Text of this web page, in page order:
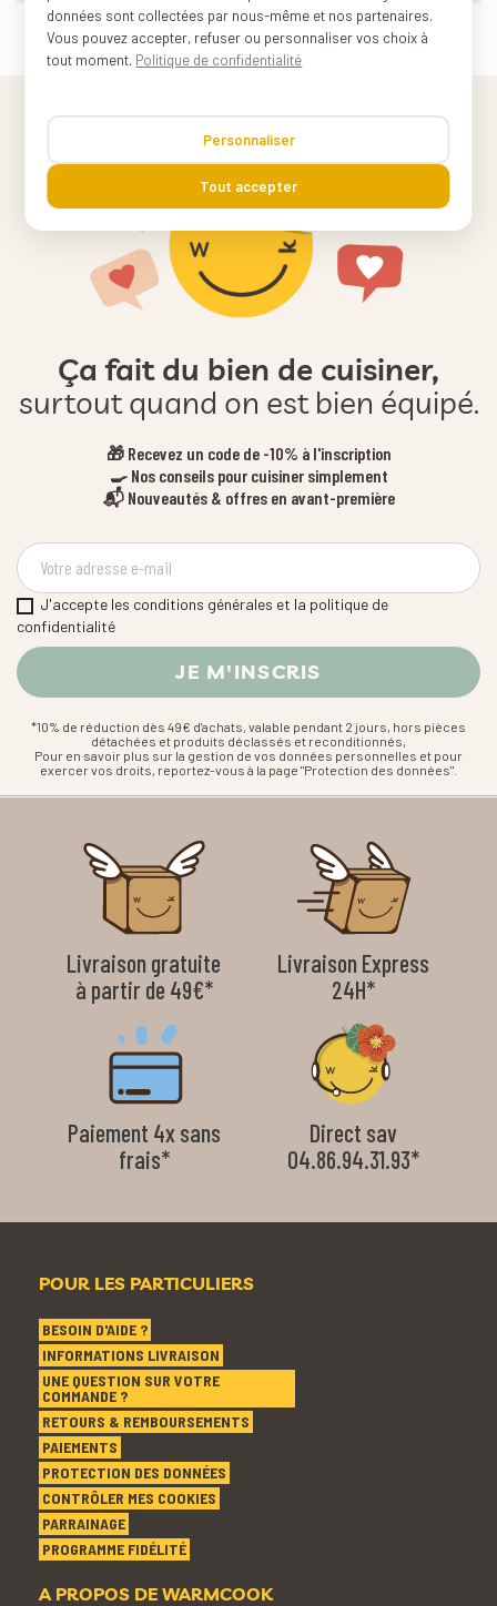
Ça fait du bien de cuisiner,
surtout quand on est bien équipé.
🎁 Recevez un code de -10% à l'inscription
🍳 Nos conseils pour cuisiner simplement
📬 Nouveautés & offres en avant-première
J'accepte les conditions générales et la politique de
confidentialité
*10% de réduction dès 49€ d'achats, valable pendant 2 jours, hors pièces
détachées et produits déclassés et reconditionnés,
Pour en savoir plus sur la gestion de vos données personnelles et pour
exercer vos droits, reportez-vous à la page "Protection des données".
Livraison gratuite
à partir de 49€*
Livraison Express
24H*
Paiement 4x sans
frais*
Direct sav
04.86.94.31.93*
POUR LES PARTICULIERS
BESOIN D'AIDE ?
INFORMATIONS LIVRAISON
UNE QUESTION SUR VOTRE
COMMANDE ?
RETOURS & REMBOURSEMENTS
PAIEMENTS
PROTECTION DES DONNÉES
CONTRÔLER MES COOKIES
PARRAINAGE
PROGRAMME FIDÉLITÉ
A PROPOS DE WARMCOOK
données sont collectées par nous-même et nos partenaires.
Vous pouvez accepter, refuser ou personnaliser vos choix à
tout moment. Politique de confidentialité
Personnaliser
Tout accepter